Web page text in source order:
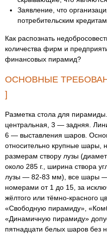
Заявление, что
потребительским
Как распознать
количества фирм и
финансовых пирамид?
ОСНОВНЫЕ
]
Разметка стола для
центральная, 3 — задняя.
6 — выставления шаров.
относительно крупные шары,
размерам створу лузы
около 285 г., ширина створа
лузы — 82-83 мм), все шары —
номерами от 1 до 15, за
жёлтого или тёмно-красного
«Свободную пирамиду»,
«Динамичную пирамиду»
пятнадцати белых шаров без